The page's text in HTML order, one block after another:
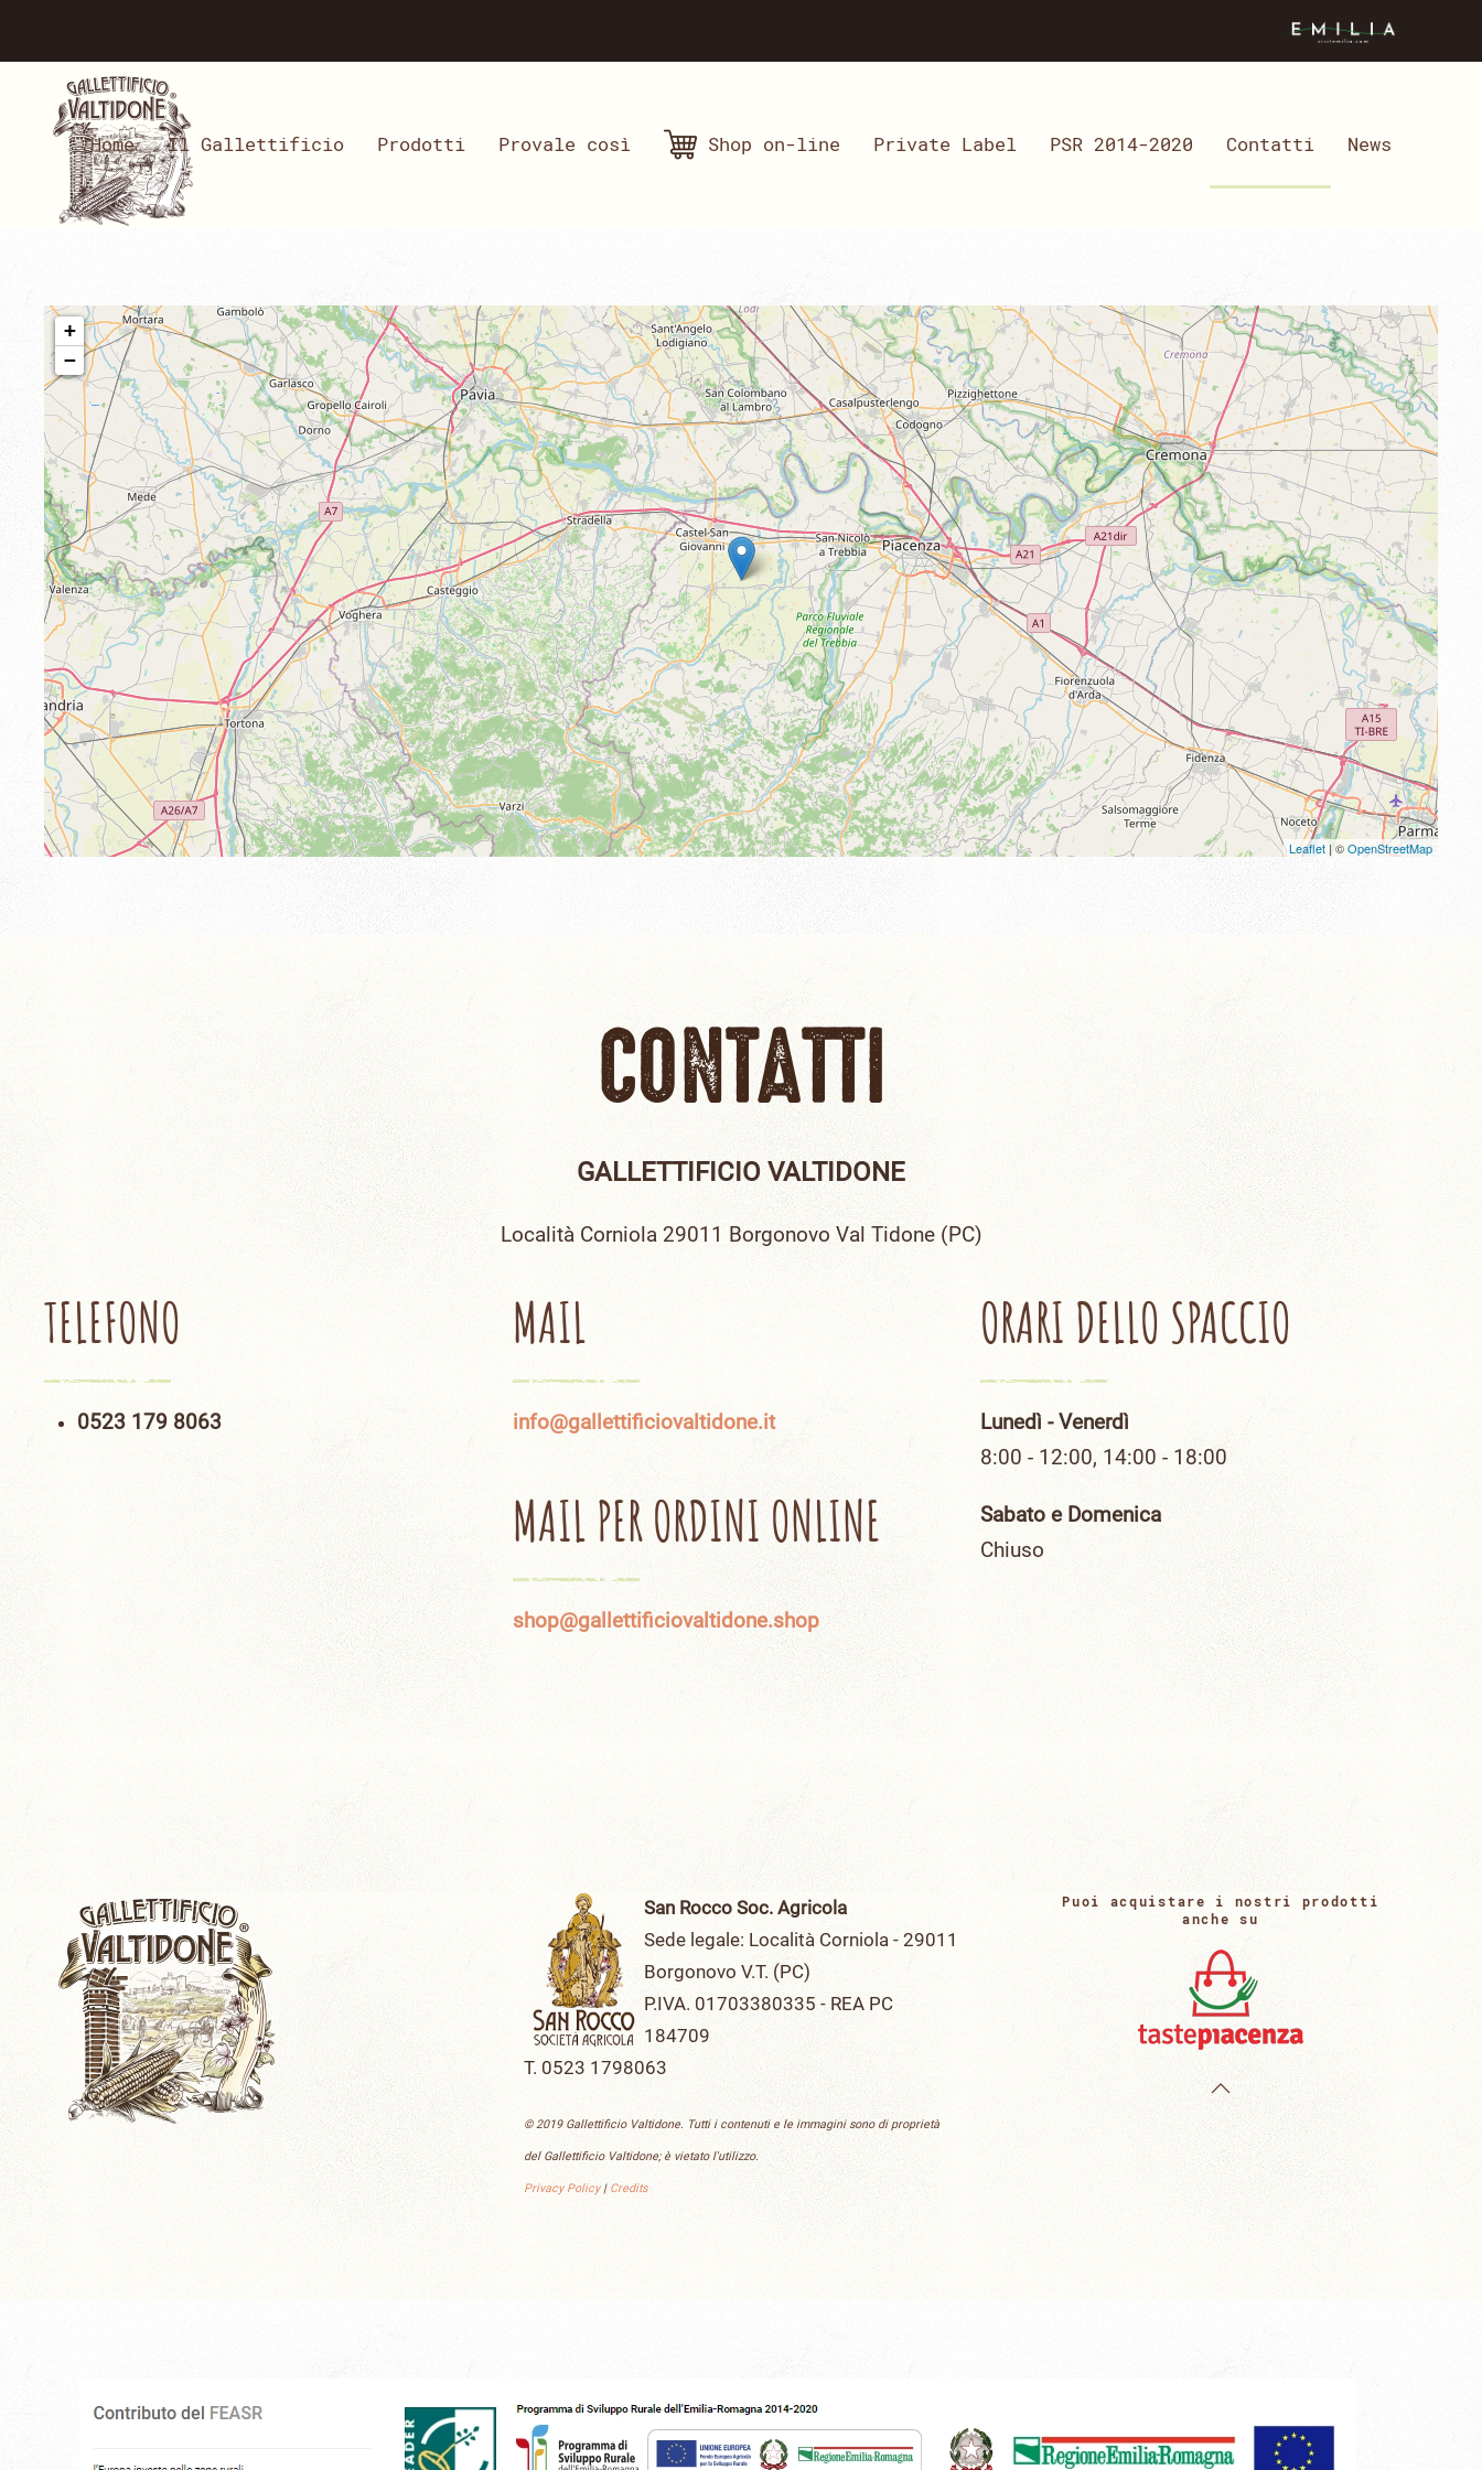
Home Il Gallettificio Prodotti Provale così Shop on-line Private Label PSR 2014-2020 Contatti News
+
−
Leaflet | ©OpenStreetMap
CONTATTI
GALLETTIFICIO VALTIDONE
Località Corniola 29011 Borgonovo Val Tidone (PC)
TELEFONO
0523 179 8063
MAIL
info@gallettificiovaltidone.it
MAIL PER ORDINI ONLINE
shop@gallettificiovaltidone.shop
ORARI DELLO SPACCIO
Lunedì - Venerdì
8:00 - 12:00, 14:00 - 18:00
Sabato e Domenica
Chiuso
San Rocco Soc. Agricola
Sede legale: Località Corniola - 29011
Borgonovo V.T. (PC)
P.IVA. 01703380335 - REA PC
184709
T. 0523 1798063
© 2019 Gallettificio Valtidone. Tutti i contenuti e le immagini sono di proprietà
del Gallettificio Valtidone; è vietato l'utilizzo.
Privacy Policy| Credits
Puoi acquistare i nostri prodotti
anche su